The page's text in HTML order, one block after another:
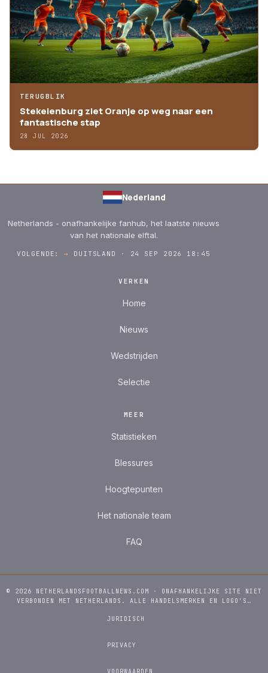
TERUGBLIK
Stekelenburg ziet Oranje op weg naar een
fantastische stap
28 JUL 2026
Nederland
Netherlands - onafhankelijke fanhub, het laatste nieuws
van het nationale elftal.
VOLGENDE:→ DUITSLAND · 24 SEP 2026 18:45
VERKEN
Home
Nieuws
Wedstrijden
Selectie
MEER
Statistieken
Blessures
Hoogtepunten
Het nationale team
FAQ
© 2026 NETHERLANDSFOOTBALLNEWS.COM · ONAFHANKELIJKE SITE NIET
VERBONDEN MET NETHERLANDS. ALLE HANDELSMERKEN EN LOGO'S…
JURIDISCH
PRIVACY
VOORWAARDEN